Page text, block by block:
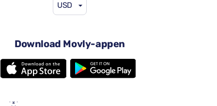
USD
Download Movly-appen
29 US$ pr. dag
Automatgear
5 sæder
En stor kuffert
En lille kuffert